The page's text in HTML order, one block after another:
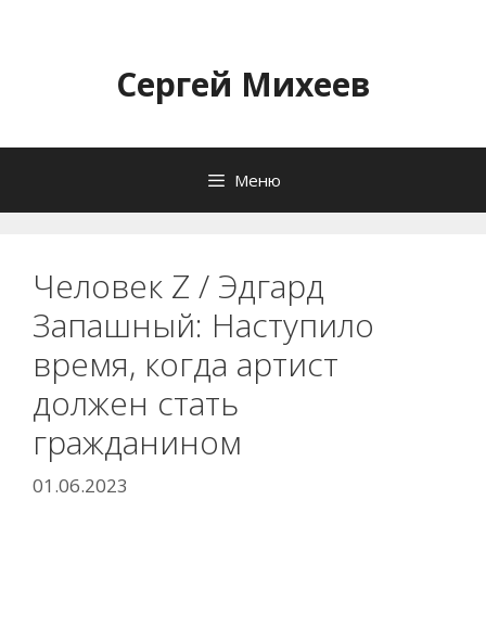
содержимомуСергей Михеев
Меню
Человек Z / Эдгард
Запашный: Наступило
время, когда артист
должен стать
гражданином
01.06.2023